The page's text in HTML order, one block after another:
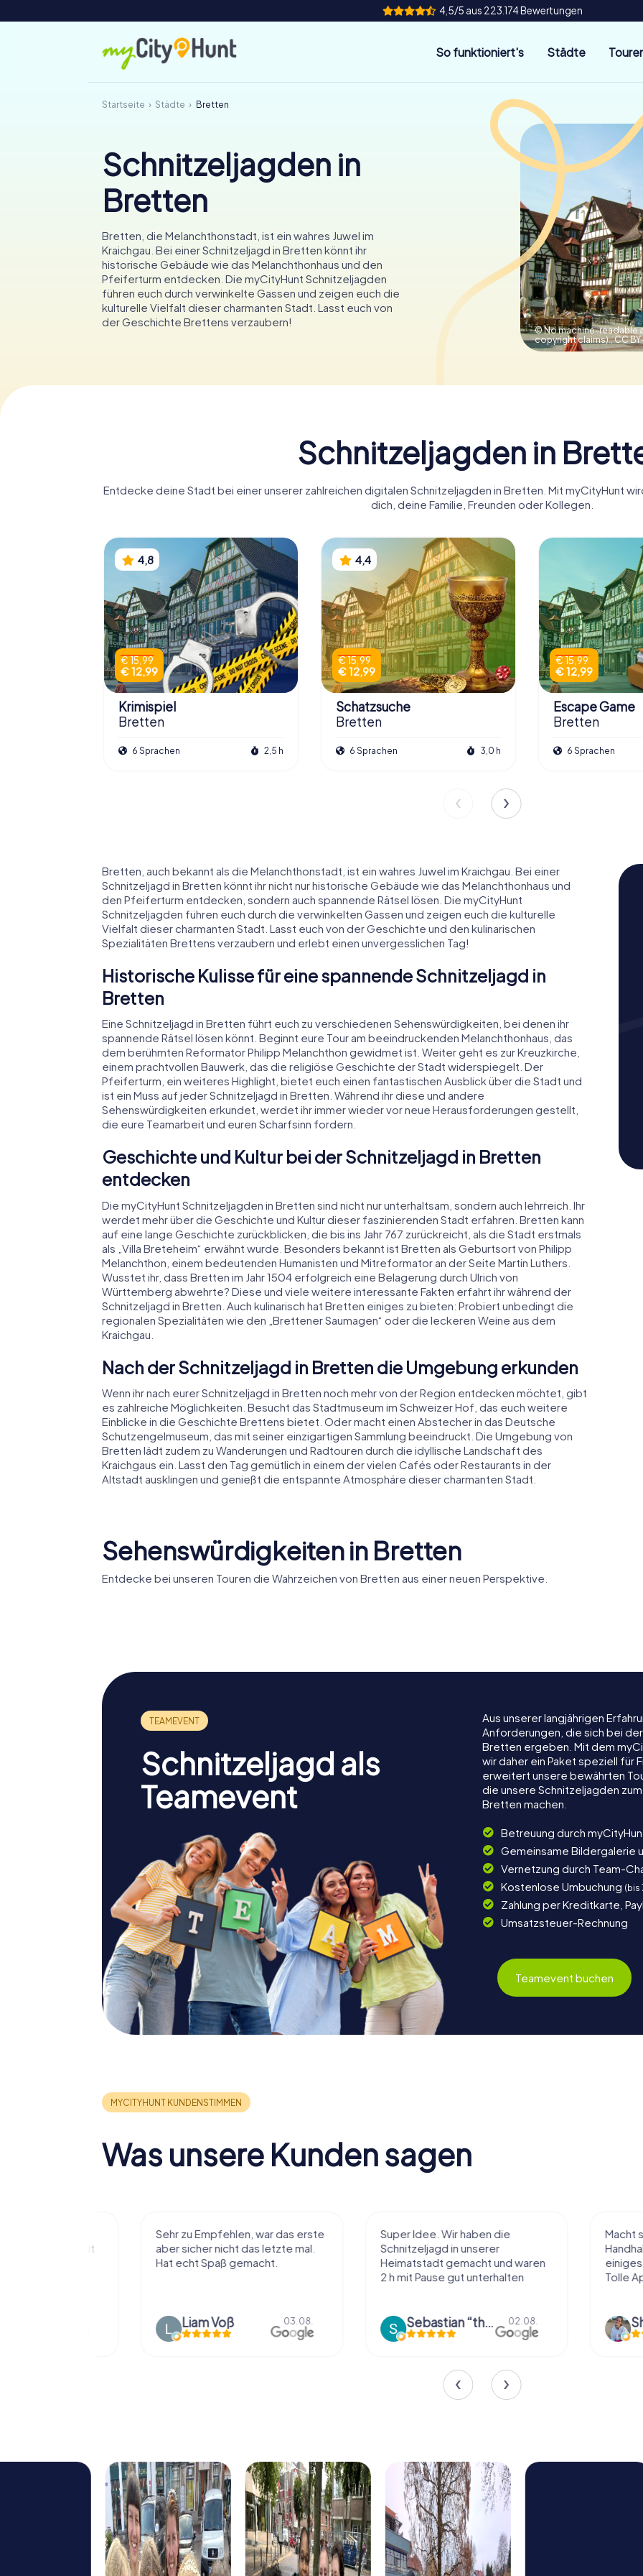
4,5/5 aus 223.174 Bewertungen
So funktioniert's Städte
Startseite Städte Bretten
Schnitzeljagden in
Bretten
Bretten, die Melanchthonstadt, ist ein wahres Juwel im
Kraichgau. Bei einer Schnitzeljagd in Bretten könnt ihr
historische Gebäude wie das Melanchthonhaus und den
Pfeiferturm entdecken. Die myCityHunt Schnitzeljagden
führen euch durch verwinkelte Gassen und zeigen euch die
kulturelle Vielfalt dieser charmanten Stadt. Lasst euch von
der Geschichte Brettens verzaubern!
© No machine-readable
copyright claims).,CC
Schnitzeljagden in
Entdecke deine Stadt bei einer unserer zahlreichen digitalen Schnitzeljagden in Bretten. Mit myCityHunt
dich, deine Familie, Freunden oder Kollegen.
4,8
€ 15,99
€ 12,99
Krimispiel
Bretten
6 Sprachen 2,5 h
4,4
€ 15,99
€ 12,99
Schatzsuche
Bretten
6 Sprachen 3,0 h
€ 15,99
€ 12,99
Escape Game
Bretten
6 Sprachen
Bretten, auch bekannt als die Melanchthonstadt, ist ein wahres Juwel im Kraichgau. Bei einer
Schnitzeljagd in Bretten könnt ihr nicht nur historische Gebäude wie das Melanchthonhaus und
den Pfeiferturm entdecken, sondern auch spannende Rätsel lösen. Die myCityHunt
Schnitzeljagden führen euch durch die verwinkelten Gassen und zeigen euch die kulturelle
Vielfalt dieser charmanten Stadt. Lasst euch von der Geschichte und den kulinarischen
Spezialitäten Brettens verzaubern und erlebt einen unvergesslichen Tag!
Historische Kulisse für eine spannende Schnitzeljagd in
Bretten
Eine Schnitzeljagd in Bretten führt euch zu verschiedenen Sehenswürdigkeiten, bei denen ihr
spannende Rätsel lösen könnt. Beginnt eure Tour am beeindruckenden Melanchthonhaus, das
dem berühmten Reformator Philipp Melanchthon gewidmet ist. Weiter geht es zur Kreuzkirche,
einem prachtvollen Bauwerk, das die religiöse Geschichte der Stadt widerspiegelt. Der
Pfeiferturm, ein weiteres Highlight, bietet euch einen fantastischen Ausblick über die Stadt und
ist ein Muss auf jeder Schnitzeljagd in Bretten. Während ihr diese und andere
Sehenswürdigkeiten erkundet, werdet ihr immer wieder vor neue Herausforderungen gestellt,
die eure Teamarbeit und euren Scharfsinn fordern.
Geschichte und Kultur bei der Schnitzeljagd in Bretten
entdecken
Die myCityHunt Schnitzeljagden in Bretten sind nicht nur unterhaltsam, sondern auch lehrreich. Ihr
werdet mehr über die Geschichte und Kultur dieser faszinierenden Stadt erfahren. Bretten kann
auf eine lange Geschichte zurückblicken, die bis ins Jahr 767 zurückreicht, als die Stadt erstmals
als „Villa Breteheim“ erwähnt wurde. Besonders bekannt ist Bretten als Geburtsort von Philipp
Melanchthon, einem bedeutenden Humanisten und Mitreformator an der Seite Martin Luthers.
Wusstet ihr, dass Bretten im Jahr 1504 erfolgreich eine Belagerung durch Ulrich von
Württemberg abwehrte? Diese und viele weitere interessante Fakten erfahrt ihr während der
Schnitzeljagd in Bretten. Auch kulinarisch hat Bretten einiges zu bieten: Probiert unbedingt die
regionalen Spezialitäten wie den „Brettener Saumagen“ oder die leckeren Weine aus dem
Kraichgau.
Nach der Schnitzeljagd in Bretten die Umgebung erkunden
Wenn ihr nach eurer Schnitzeljagd in Bretten noch mehr von der Region entdecken möchtet, gibt
es zahlreiche Möglichkeiten. Besucht das Stadtmuseum im Schweizer Hof, das euch weitere
Einblicke in die Geschichte Brettens bietet. Oder macht einen Abstecher in das Deutsche
Schutzengelmuseum, das mit seiner einzigartigen Sammlung beeindruckt. Die Umgebung von
Bretten lädt zudem zu Wanderungen und Radtouren durch die idyllische Landschaft des
Kraichgaus ein. Lasst den Tag gemütlich in einem der vielen Cafés oder Restaurants in der
Altstadt ausklingen und genießt die entspannte Atmosphäre dieser charmanten Stadt.
Sehenswürdigkeiten in Bretten
Entdecke bei unseren Touren die Wahrzeichen von Bretten aus einer neuen Perspektive.
Schnitzeljagd als
Teamevent
Aus unserer langjährigen
Anforderungen, die sich bei
Bretten ergeben. Mit dem
wir daher ein Paket speziell für
erweitert unsere bewährten
die unsere Schnitzeljagden
Bretten machen.
Betreuung durch
Gemeinsame Bildergalerie
Vernetzung durch Team-
Kostenlose Umbuchung (bis
Zahlung per Kreditkarte,
Umsatzsteuer-Rechnung
Teamevent buchen
Was unsere Kunden sagen
Sehr zu Empfehlen, war das erste
aber sicher nicht das letzte mal.
Hat echt Spaß gemacht.
Liam Voß
Super Idee. Wir haben die
Schnitzeljagd in unserer
Heimatstadt gemacht und waren
2 h mit Pause gut unterhalten
Sebastian “the sleeping Boxer Dog” Röhner 02.08.
Macht sehr
Handhabung
einiges ohne
Tolle App
Sharina